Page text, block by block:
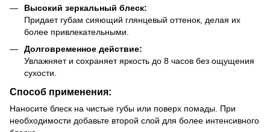
Высокий зеркальный блеск:
Придает губам сияющий глянцевый оттенок, делая их
более привлекательными.
Долговременное действие:
Увлажняет и сохраняет яркость до 8 часов без ощущения
сухости.
Способ применения:
Наносите блеск на чистые губы или поверх помады. При
необходимости добавьте второй слой для более интенсивного